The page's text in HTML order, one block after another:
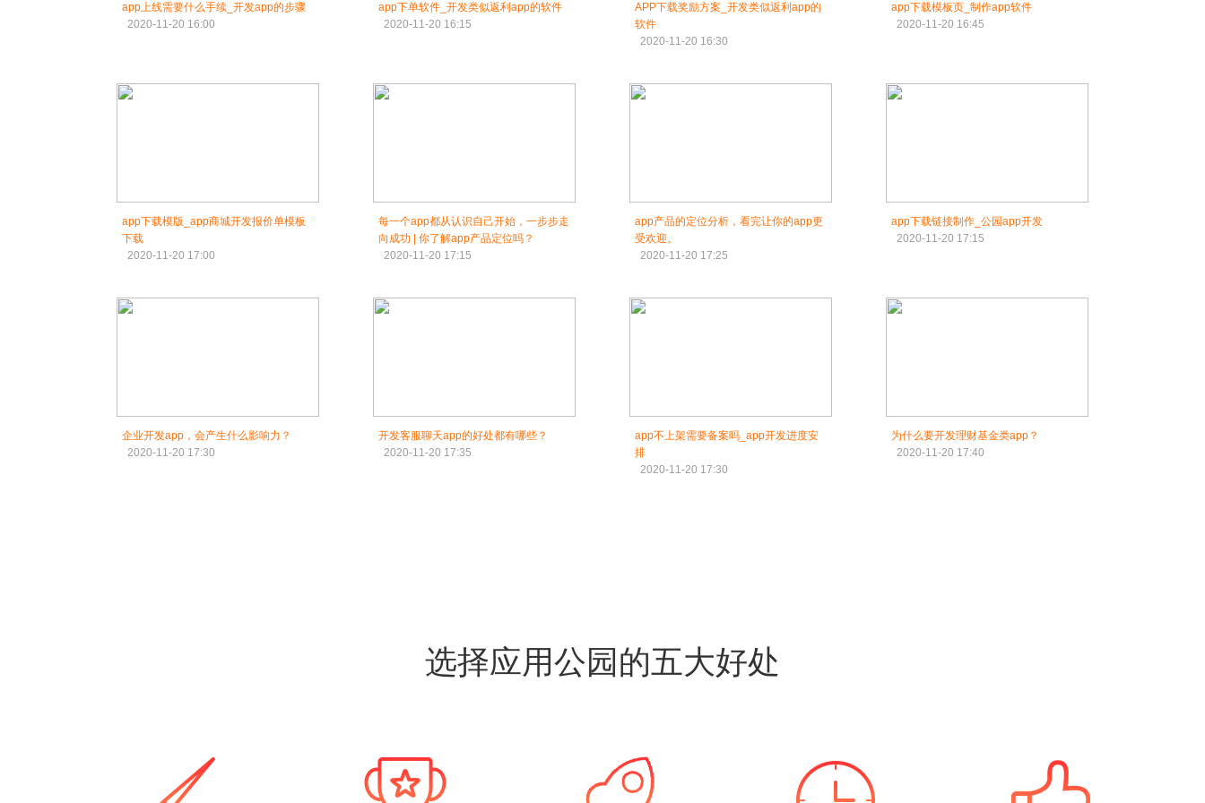
app上线需要什么手续_开发app的步骤
2020-11-20 16:00
app下单软件_开发类似返利app的软件
2020-11-20 16:15
APP下载奖励方案_开发类似返利app的
软件
2020-11-20 16:30
app下载模板页_制作app软件
2020-11-20 16:45
app下载模版_app商城开发报价单模板
下载
2020-11-20 17:00
每一个app都从认识自己开始，一步步走
向成功 | 你了解app产品定位吗？
2020-11-20 17:15
app产品的定位分析，看完让你的app更
受欢迎。
2020-11-20 17:25
app下载链接制作_公园app开发
2020-11-20 17:15
企业开发app，会产生什么影响力？
2020-11-20 17:30
开发客服聊天app的好处都有哪些？
2020-11-20 17:35
app不上架需要备案吗_app开发进度安
排
2020-11-20 17:30
为什么要开发理财基金类app？
2020-11-20 17:40
选择应用公园的五大好处